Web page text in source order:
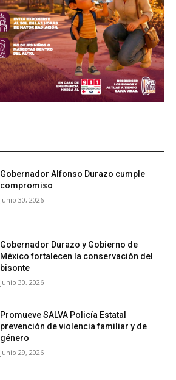
Gobernador Alfonso Durazo cumple
compromiso
junio 30, 2026
Gobernador Durazo y Gobierno de
México fortalecen la conservación del
bisonte
junio 30, 2026
Promueve SALVA Policía Estatal
prevención de violencia familiar y de
género
junio 29, 2026